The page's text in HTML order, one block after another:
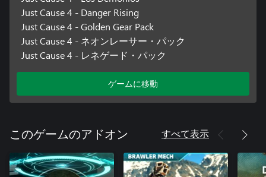
Just Cause 4 - Danger Rising
Just Cause 4 - Golden Gear Pack
Just Cause 4 - ネオンレーサー・パック
Just Cause 4 - レネゲード・パック
ゲームに移動
このゲームのアドオン すべて表示